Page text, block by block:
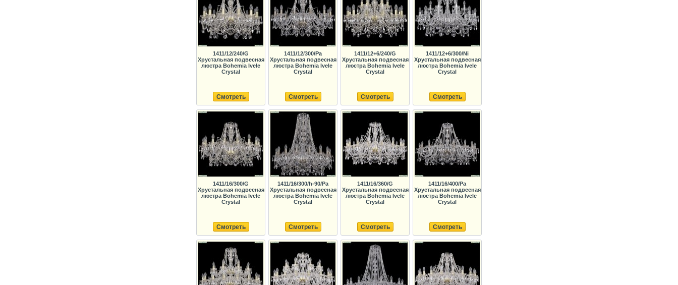
1411/12/240/G
Хрустальная подвесная
люстра Bohemia Ivele
Crystal
Смотреть
1411/12/300/Pa
Хрустальная подвесная
люстра Bohemia Ivele
Crystal
Смотреть
1411/12+6/240/G
Хрустальная подвесная
люстра Bohemia Ivele
Crystal
Смотреть
1411/12+6/300/Ni
Хрустальная подвесная
люстра Bohemia Ivele
Crystal
Смотреть
1411/16/300/G
Хрустальная подвесная
люстра Bohemia Ivele
Crystal
Смотреть
1411/16/300/h-90/Pa
Хрустальная подвесная
люстра Bohemia Ivele
Crystal
Смотреть
1411/16/360/G
Хрустальная подвесная
люстра Bohemia Ivele
Crystal
Смотреть
1411/16/400/Pa
Хрустальная подвесная
люстра Bohemia Ivele
Crystal
Смотреть